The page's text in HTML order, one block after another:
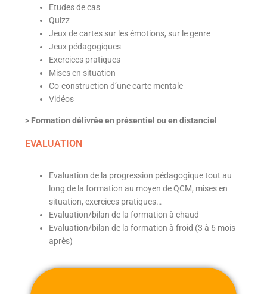
Etudes de cas
Quizz
Jeux de cartes sur les émotions, sur le genre
Jeux pédagogiques
Exercices pratiques
Mises en situation
Co-construction d’une carte mentale
Vidéos
> Formation délivrée en présentiel ou en distanciel
EVALUATION
Evaluation de la progression pédagogique tout au
long de la formation au moyen de QCM, mises en
situation, exercices pratiques…
Evaluation/bilan de la formation à chaud
Evaluation/bilan de la formation à froid (3 à 6 mois
après)